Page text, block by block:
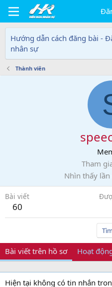
Hướng dẫn cách đăng bài -
nhân sự
Thành viên
Tham
Nhìn thấy lần
Bài viết
60
Tìm
Bài viết trên hồ sơ Hoạt
Hiện tại không có tin nhắn